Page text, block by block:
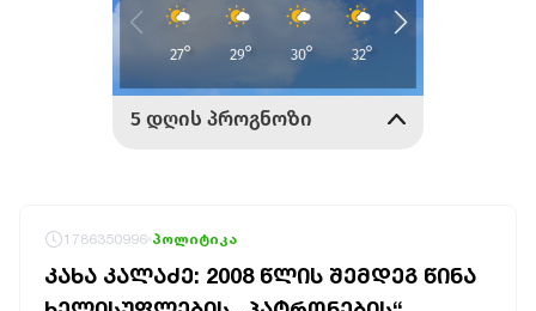
1786350996 პოლიტიკა
ᲙᲐᲮᲐ ᲙᲐᲚᲐᲫᲔ: 2008 ᲬᲚᲘᲡ ᲨᲔᲛᲓᲔᲒ ᲬᲘᲜᲐ